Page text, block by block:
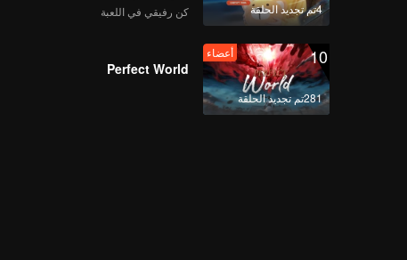
4تم تجديد الحلقة كن رفيقي في اللعبة
10
281تم تجديد الحلقة
أعضاء
Perfect World